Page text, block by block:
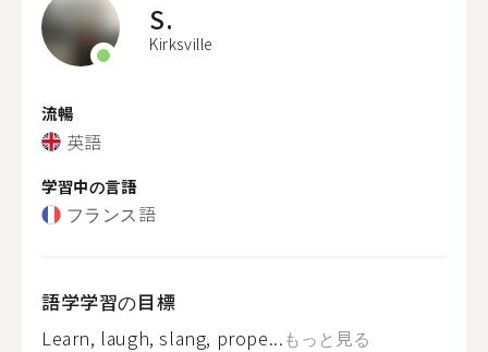
S.
Kirksville
流暢
英語
学習中の言語
フランス語
語学学習の目標
Learn, laugh, slang, prope...もっと見る